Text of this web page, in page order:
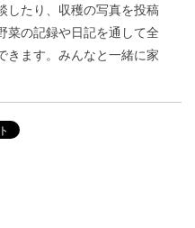
したり、収穫の写真を投稿
菜の記録や日記を通して全
きます。みんなと一緒に家